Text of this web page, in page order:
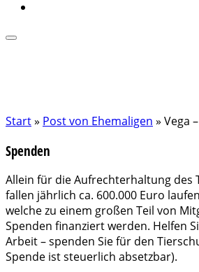
Start» Post von Ehemaligen » Vega
Spenden
Allein für die Aufrechterhaltung des
fallen jährlich ca. 600.000 Euro
welche zu einem großen Teil von
Spenden finanziert werden. Helfen
Arbeit – spenden Sie für den
Spende ist steuerlich absetzbar).